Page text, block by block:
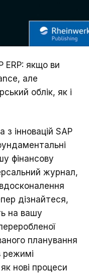
ERP: якщо ви
але
облік, як і
інновацій SAP
фінансову
журнал,
дізнайтеся,
на вашу
планування
режимі
нові процеси